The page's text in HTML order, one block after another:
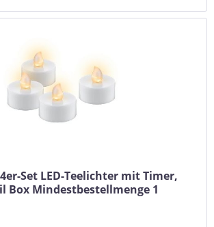
Set LED-Teelichter mit Timer,
Box Mindestbestellmenge 1